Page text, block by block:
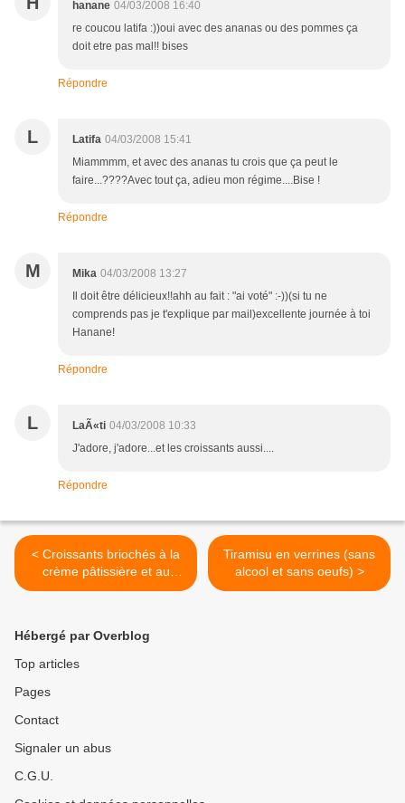
hanane 04/03/2008 16:40
re coucou latifa :))oui avec des ananas ou des pommes ça
doit etre pas mal!! bises
Répondre
L Latifa 04/03/2008 15:41
Miammmm, et avec des ananas tu crois que ça peut le
faire...????Avec tout ça, adieu mon régime....Bise !
Répondre
M Mika 04/03/2008 13:27
Il doit être délicieux!!ahh au fait : "ai voté" :-))(si tu ne
comprends pas je t'explique par mail)excellente journée à toi
Hanane!
Répondre
L LaÃ«ti 04/03/2008 10:33
J'adore, j'adore...et les croissants aussi....
Répondre
< Croissants briochés à la
crème pâtissière et au
chocolat
Tiramisu en verrines (sans
alcool et sans oeufs) >
Hébergé par Overblog
Top articles
Pages
Contact
Signaler un abus
C.G.U.